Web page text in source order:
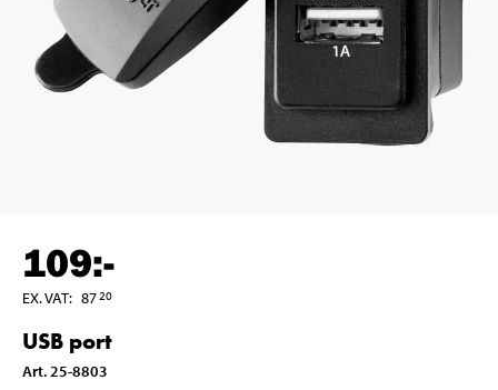
109:-
EX. VAT: 8720
USB port
Art. 25-8803